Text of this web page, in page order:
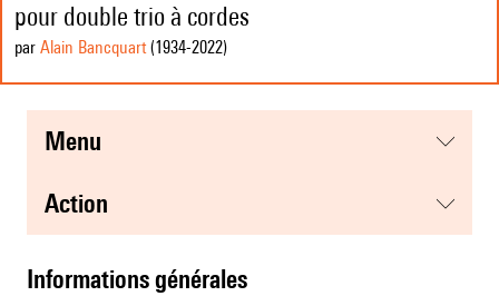
pour double trio à cordes
par Alain Bancquart(1934-2022)
menu
action
informations générales